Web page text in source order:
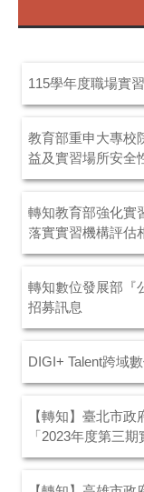
115學年度職場實
教育部重申大專校
益及實習場所安全
轉知教育部強化實
落實實習機構評估
轉知數位發展部『
招募訊息
DIGI+ Talent跨域
【轉知】臺北市
「2023年度第三期